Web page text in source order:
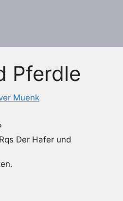
Pferdle
Muenk
Der Hafer und